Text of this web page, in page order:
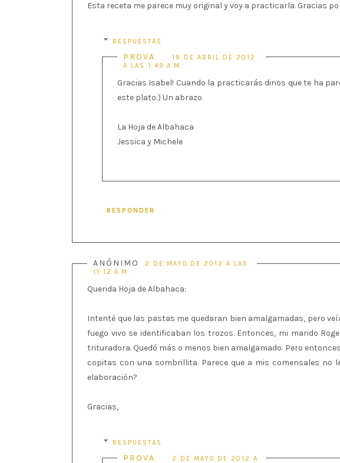
Esta receta me parece muy original y voy a practicarla. Gracias
RESPUESTAS
PROVA
19 DE ABRIL DE 2012
A LAS 1:49 A.M.
Gracias Isabel! Cuando la practicarás dinos que te ha
este plato:) Un abrazo
La Hoja de Albahaca
Jessica y Michele
RESPONDER
ANÓNIMO
2 DE MAYO DE 2012 A LAS
11:12 A.M.
Querida Hoja de Albahaca:
Intenté que las pastas me quedaran bien amalgamadas, pero
fuego vivo se identificaban los trozos. Entonces, mi marido
trituradora. Quedó más o menos bien amalgamado. Pero
copitas con una sombrillita. Parece que a mis comensales no
elaboración?
Gracias,
RESPUESTAS
PROVA 2 DE MAYO DE 2012 A